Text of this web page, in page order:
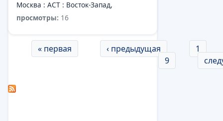
Москва : АСТ : Восток-Запад,
просмотры: 16
Страницы
« первая ‹ предыдущая
1
9